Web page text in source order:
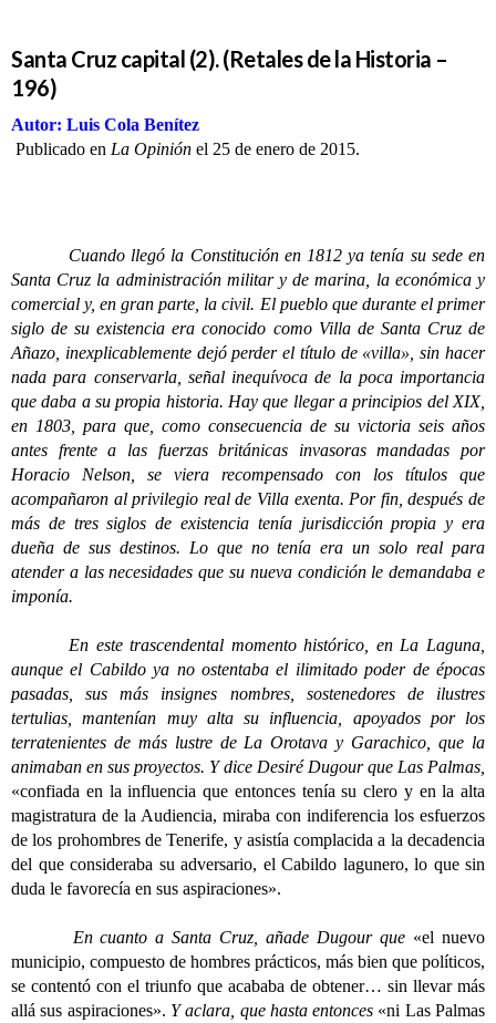
Santa Cruz capital (2). (Retales de la Historia –
196)
Autor: Luis Cola Benítez
Publicado en La Opinión el 25 de enero de 2015.
Cuando llegó la Constitución en 1812 ya tenía su sede en
Santa Cruz la administración militar y de marina, la económica y
comercial y, en gran parte, la civil. El pueblo que durante el primer
siglo de su existencia era conocido como Villa de Santa Cruz de
Añazo, inexplicablemente dejó perder el título de «villa», sin hacer
nada para conservarla, señal inequívoca de la poca importancia
que daba a su propia historia. Hay que llegar a principios del XIX,
en 1803, para que, como consecuencia de su victoria seis años
antes frente a las fuerzas británicas invasoras mandadas por
Horacio Nelson, se viera recompensado con los títulos que
acompañaron al privilegio real de Villa exenta. Por fin, después de
más de tres siglos de existencia tenía jurisdicción propia y era
dueña de sus destinos. Lo que no tenía era un solo real para
atender a las necesidades que su nueva condición le demandaba e
imponía.
En este trascendental momento histórico, en La Laguna,
aunque el Cabildo ya no ostentaba el ilimitado poder de épocas
pasadas, sus más insignes nombres, sostenedores de ilustres
tertulias, mantenían muy alta su influencia, apoyados por los
terratenientes de más lustre de La Orotava y Garachico, que la
animaban en sus proyectos. Y dice Desiré Dugour que Las Palmas,
«confiada en la influencia que entonces tenía su clero y en la alta
magistratura de la Audiencia, miraba con indiferencia los esfuerzos
de los prohombres de Tenerife, y asistía complacida a la decadencia
del que consideraba su adversario, el Cabildo lagunero, lo que sin
duda le favorecía en sus aspiraciones».
En cuanto a Santa Cruz, añade Dugour que «el nuevo
municipio, compuesto de hombres prácticos, más bien que políticos,
se contentó con el triunfo que acababa de obtener… sin llevar más
allá sus aspiraciones». Y aclara, que hasta entonces «ni Las Palmas